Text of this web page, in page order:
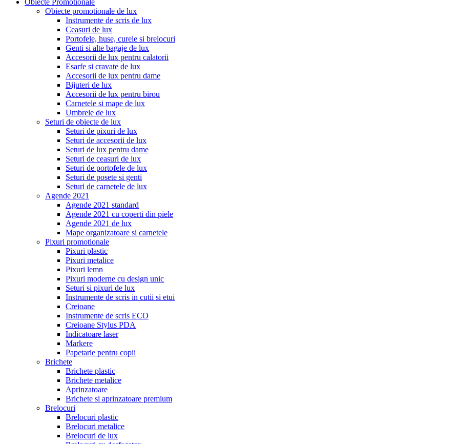
Obiecte promotionale de lux
Instrumente de scris de lux
Ceasuri de lux
Portofele, huse, curele si brelocuri
Genti si alte bagaje de lux
Accesorii de lux pentru calatorii
Esarfe si cravate de lux
Accesorii de lux pentru dame
Bijuteri de lux
Accesorii de lux pentru birou
Carnetele si mape de lux
Umbrele de lux
Seturi de obiecte de lux
Seturi de pixuri de lux
Seturi de accesorii de lux
Seturi de lux pentru dame
Seturi de ceasuri de lux
Seturi de portofele de lux
Seturi de posete si genti
Seturi de carnetele de lux
Agende 2021
Agende 2021 standard
Agende 2021 cu coperti din piele
Agende 2021 de lux
Mape organizatoare si carnetele
Pixuri promotionale
Pixuri plastic
Pixuri metalice
Pixuri lemn
Pixuri moderne cu design unic
Seturi si pixuri de lux
Instrumente de scris in cutii si etui
Creioane
Instrumente de scris ECO
Creioane Stylus PDA
Indicatoare laser
Markere
Papetarie pentru copii
Brichete
Brichete plastic
Brichete metalice
Aprinzatoare
Brichete si aprinzatoare premium
Brelocuri
Brelocuri plastic
Brelocuri metalice
Brelocuri de lux